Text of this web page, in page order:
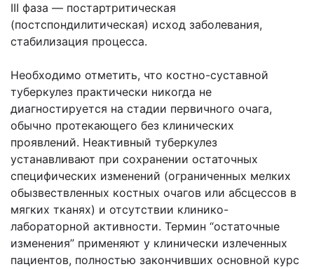
III фаза — постартритическая
(постспондилитическая) исход заболевания,
стабилизация процесса.
Необходимо отметить, что костно-суставной
туберкулез практически никогда не
диагностируется на стадии первичного очага,
обычно протекающего без клинических
проявлений. Неактивный туберкулез
устанавливают при сохранении остаточных
специфических изменений (ограниченных мелких
обызвествленных костных очагов или абсцессов в
мягких тканях) и отсутствии клинико-
лабораторной активности. Термин “остаточные
изменения” применяют у клинически излеченных
пациентов, полностью закончивших основной курс